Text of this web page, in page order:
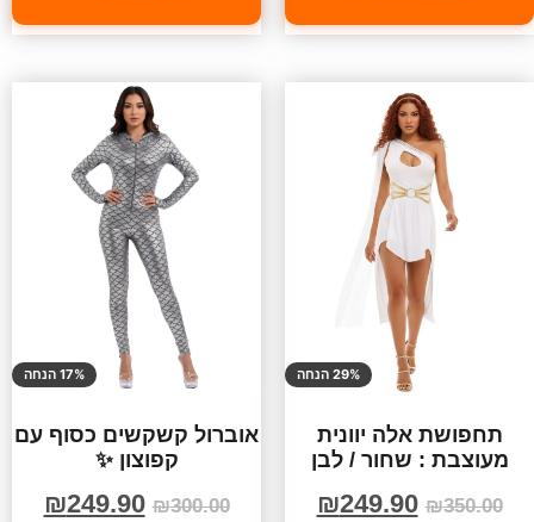
29% הנחה
תחפושת אלה יוונית
מעוצבת : שחור / לבן
₪350.00
₪249.90
17% הנחה
אוברול קשקשים כסוף עם
קפוצון ✨
₪300.00
₪249.90